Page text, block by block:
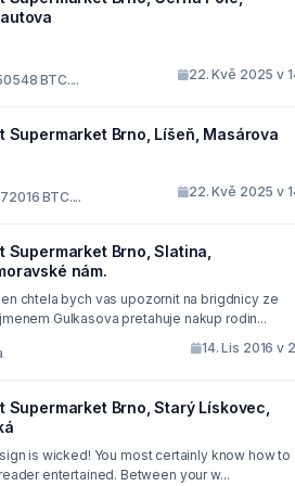
BTC.... 22. Kvě 2025 v
Supermarket Brno, Líšeň, Masárova
BTC.... 22. Kvě 2025 v
Supermarket Brno, Slatina,
nám.
chtela bych vas upozornit na brigdnicy ze
Gulkasova pretahuje nakup rodin...
14. Lis 2016 v
Supermarket Brno, Starý Lískovec,
is wicked! You most certainly know how to
a reader entertained. Between your w...